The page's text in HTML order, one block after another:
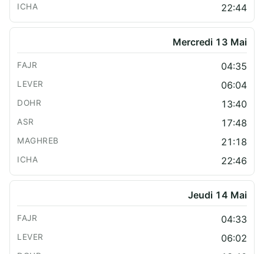
22:44
Mercredi 13 Mai
04:35
06:04
13:40
17:48
21:18
22:46
Jeudi 14 Mai
04:33
06:02